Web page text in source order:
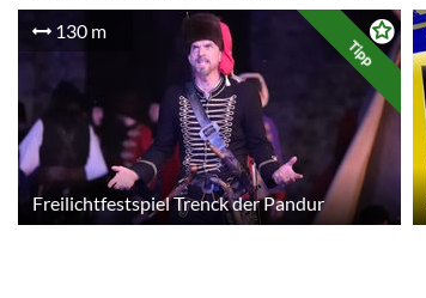
130 m
Tipp
Freilichtfestspiel Trenck der Pandur